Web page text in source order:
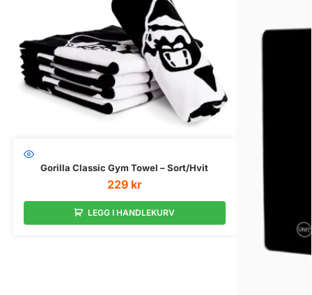
Gorilla Classic Gym Towel – Sort/Hvit
229 kr
LEGG I HANDLEKURV